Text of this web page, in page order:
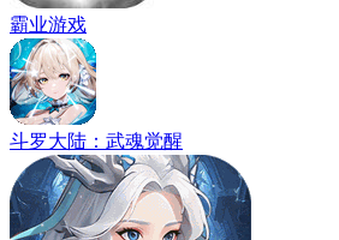
霸业游戏
斗罗大陆：武魂觉醒